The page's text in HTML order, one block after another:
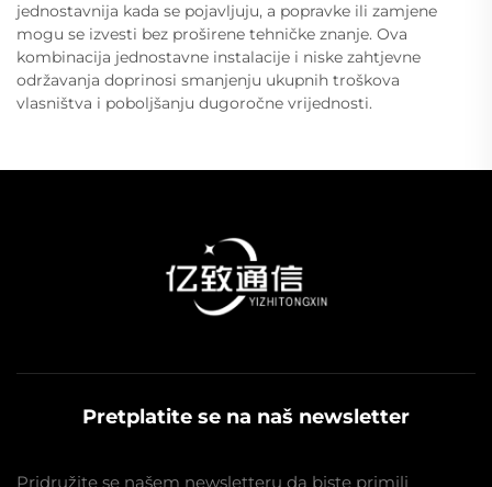
jednostavnija kada se pojavljuju, a popravke ili zamjene
mogu se izvesti bez proširene tehničke znanje. Ova
kombinacija jednostavne instalacije i niske zahtjevne
održavanja doprinosi smanjenju ukupnih troškova
vlasništva i poboljšanju dugoročne vrijednosti.
Pretplatite se na naš newsletter
Pridružite se našem newsletteru da biste primili